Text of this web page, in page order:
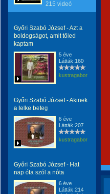
215 videó
Győri Szabó József - Azt a
boldogságot, amit tőled
kaptam
5 éve
Látták:160
kustragabor
Győri Szabó József - Akinek
a lelke beteg
6 éve
Látták:207
kustragabor
Győri Szabó József - Hat
nap óta szól a nóta
6 éve
Látták:214